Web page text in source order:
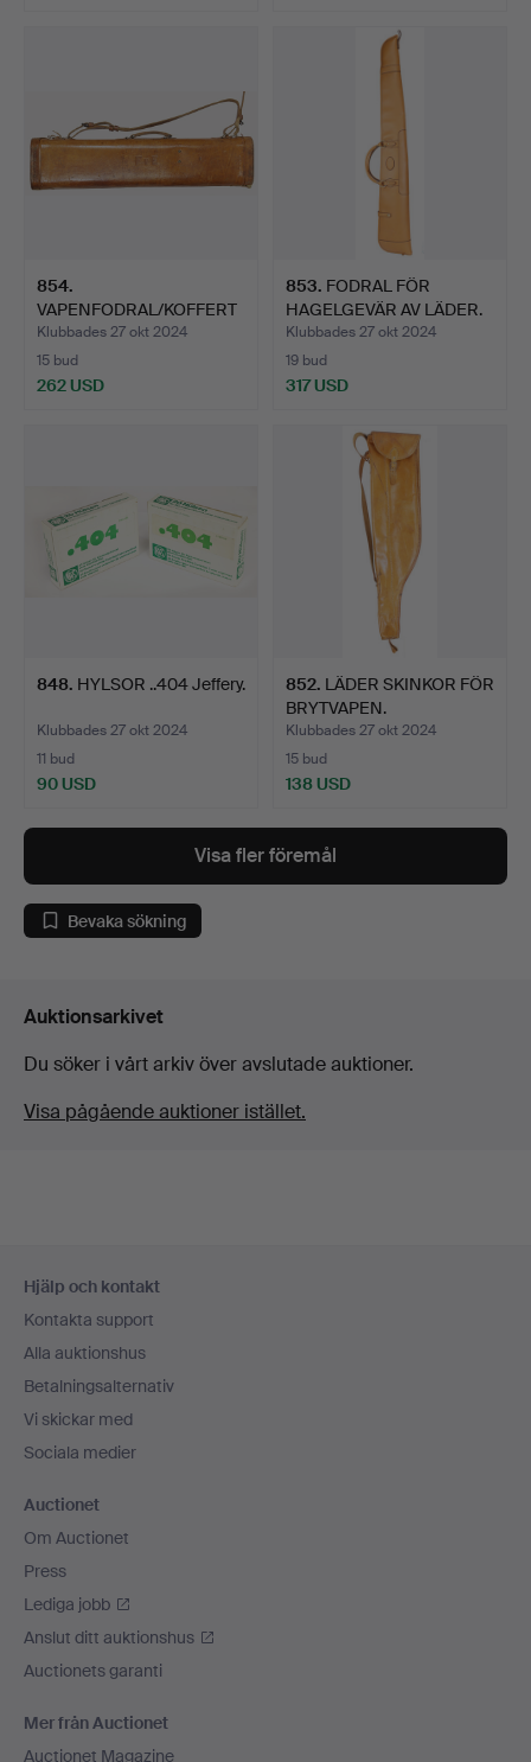
854.
VAPENFODRAL/KOFFERT
5 stycken.
Klubbades 27 okt 2024
15 bud
262 USD
853. FODRAL FÖR
HAGELGEVÄR AV LÄDER.
Klubbades 27 okt 2024
19 bud
317 USD
848. HYLSOR ..404 Jeffery.
Klubbades 27 okt 2024
11 bud
90 USD
852. LÄDER SKINKOR FÖR
BRYTVAPEN.
Klubbades 27 okt 2024
15 bud
138 USD
Visa fler föremål
Bevaka sökning
Auktionsarkivet
Du söker i vårt arkiv över avslutade auktioner.
Visa pågående auktioner istället.
Hjälp och kontakt
Kontakta support
Alla auktionshus
Betalningsalternativ
Vi skickar med
Sociala medier
Auctionet
Om Auctionet
Press
Lediga jobb
Anslut ditt auktionshus
Auctionets garanti
Mer från Auctionet
Auctionet Magazine